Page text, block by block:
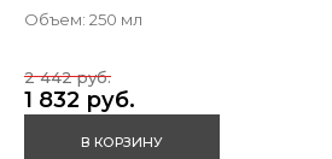
Объем: 250 мл
1 832 руб.
2 442 руб.
В КОРЗИНУ